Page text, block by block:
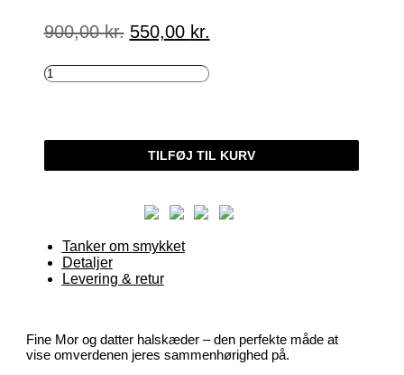
900,00kr. Den
oprindelige
550,00 kr.aktuelle
er:
SIENNA
SØLV
ANTAL
TILFØJ TIL KURV
Tanker om smykket
Detaljer
Levering & retur
Fine Mor og datter halskæder – den perfekte måde at
vise omverdenen jeres sammenhørighed på.